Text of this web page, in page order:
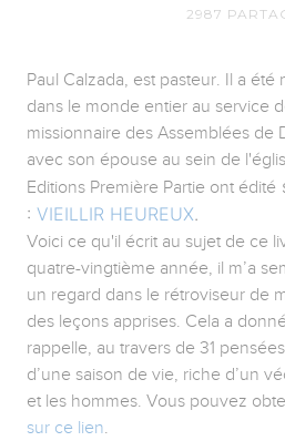
2987
Paul Calzada, est pasteur. Il a
dans le monde entier au service
missionnaire des Assemblées de
avec son épouse au sein de
Editions Première Partie ont édité
: VIEILLIR HEUREUX.
Voici ce qu'il écrit au sujet de ce
quatre-vingtième année, il m’a
un regard dans le rétroviseur de
des leçons apprises. Cela a
rappelle, au travers de 31
d’une saison de vie, riche d’un
et les hommes. Vous pouvez
sur ce lien.